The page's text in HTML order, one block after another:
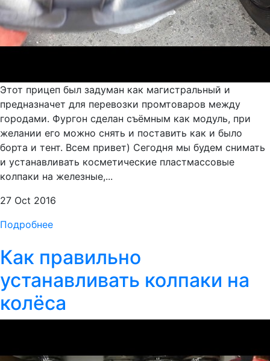
Этот прицеп был задуман как магистральный и
предназначет для перевозки промтоваров между
городами. Фургон сделан съёмным как модуль, при
желании его можно снять и поставить как и было
борта и тент. Всем привет) Сегодня мы будем снимать
и устанавливать косметические пластмассовые
колпаки на железные,...
27 Oct 2016
Подробнее
Как правильно
устанавливать колпаки на
колёса